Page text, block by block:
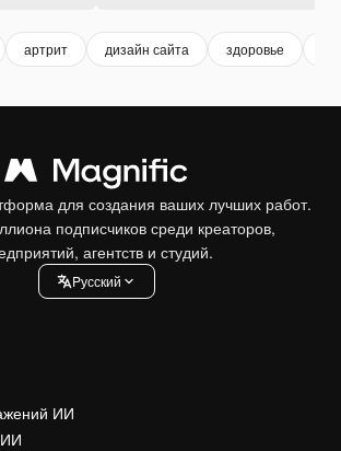
артрит дизайн сайта здоровье
для создания ваших лучших работ.
подписчиков среди креаторов,
агентств и студий.
Pусский
ИИ